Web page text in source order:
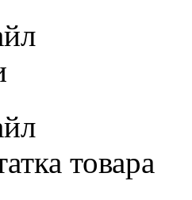
товара